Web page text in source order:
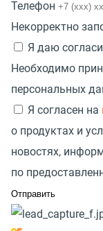
Телефон
Некорректно
Я даю
Необходимо
персональных
Я согласен на
о продуктах и
новостях,
по